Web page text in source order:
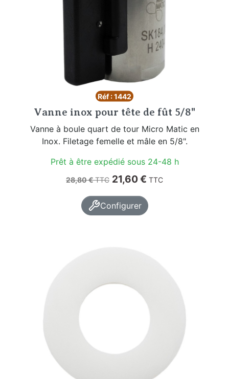
Réf : 1442
Vanne inox pour tête de fût 5/8"
Vanne à boule quart de tour Micro Matic en
Inox. Filetage femelle et mâle en 5/8".
Prêt à être expédié sous 24-48 h
Prix de base
28,80 €TTC Prix
21,60 € TTC
Configurer